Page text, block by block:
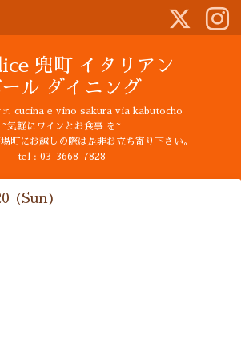
兜町 イタリアン
ール ダイニング
ェ cucina e vino sakura via kabutocho
~気軽にワインとお食事 を~
町にお越しの際は是非お立ち寄り下さい。
tel : 03-3668-7828
(Sun)